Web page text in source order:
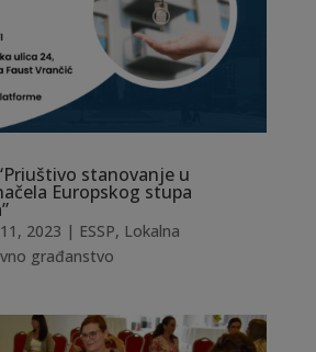
stanovanje u
Europskog stupa
2023 | ESSP, Lokalna
građanstvo